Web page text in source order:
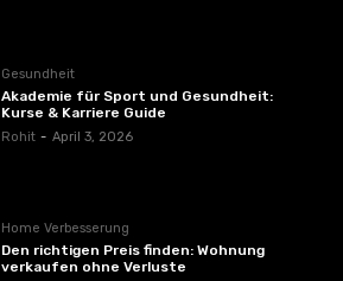
Gesundheit
Akademie für Sport und Gesundheit:
Kurse & Karriere Guide
Rohit - April 3, 2026
Home Verbesserung
Den richtigen Preis finden: Wohnung
verkaufen ohne Verluste